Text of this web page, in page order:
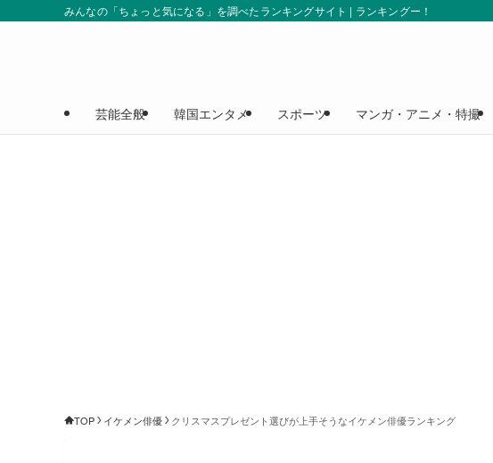
みんなの「ちょっと気になる」を調べたランキングサイト | ランキングー！
芸能全般 韓国エンタメ スポーツ マンガ・アニメ・特撮
TOP イケメン俳優 クリスマスプレゼント選びが上手そうなイケメン俳優ランキング